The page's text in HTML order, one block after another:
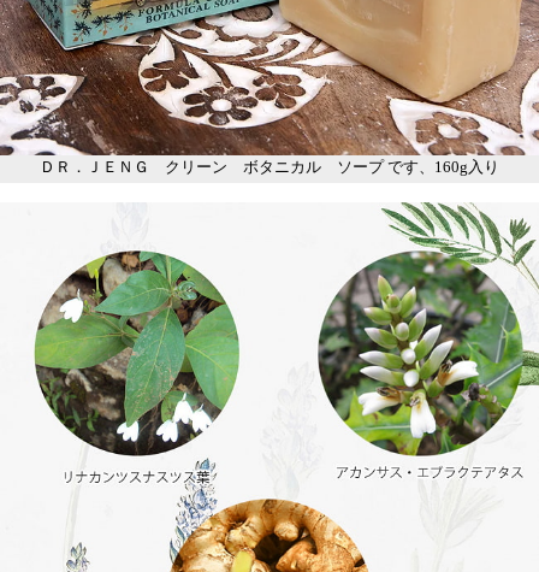
ＤＲ．ＪＥＮＧ クリーン ボタニカル ソープ です、160g入り